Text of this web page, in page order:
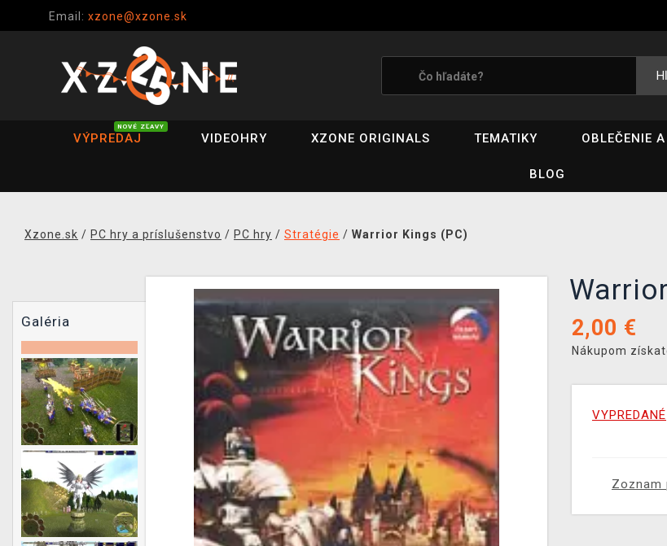
Email: xzone@xzone.sk
VÝPREDAJ
NOVÉ ZĽAVY
VIDEOHRY XZONE ORIGINALS TEMATIKY OBLEČENIE
BLOG
Xzone.sk / PC hry a príslušenstvo / PC hry / Stratégie / Warrior Kings (PC)
Galéria 2,00 €
Nákupom
VYPREDANÉ
Zoznam